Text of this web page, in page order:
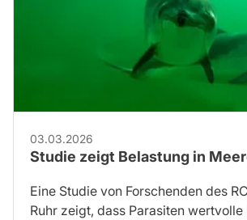
03.03.2026
Studie zeigt Belastung in
Eine Studie von Forschenden des
Ruhr zeigt, dass Parasiten